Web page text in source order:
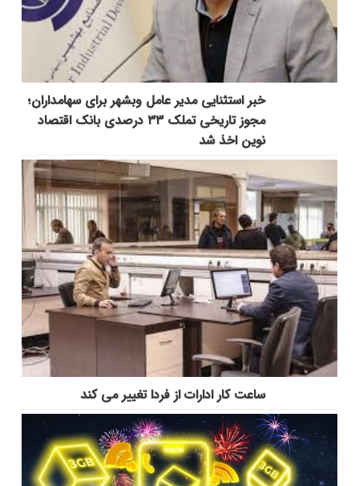
خبر استثنایی مدیر عامل وبشهر برای سهامداران؛
مجوز تاریخی تملک ۳۳ درصدی بانک اقتصاد
نوین اخذ شد
ساعت کار ادارات از فردا تغییر می کند